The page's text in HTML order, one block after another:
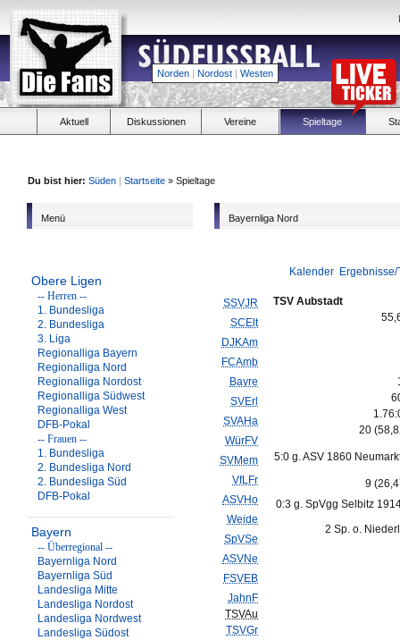
Norden | Nordost | Westen
Aktuell Diskussionen Vereine Spieltage
Du bist hier: Süden | Startseite » Spieltage
Menü
Obere Ligen
-- Herren --
1. Bundesliga
2. Bundesliga
3. Liga
Regionalliga Bayern
Regionalliga Nord
Regionalliga Nordost
Regionalliga Südwest
Regionalliga West
DFB-Pokal
-- Frauen --
1. Bundesliga
2. Bundesliga Nord
2. Bundesliga Süd
DFB-Pokal
Bayern
-- Überregional --
Bayernliga Nord
Bayernliga Süd
Landesliga Mitte
Landesliga Nordost
Landesliga Nordwest
Landesliga Südost
Bayernliga Nord
Kalender
SSVJR
SCElt
DJKAm
FCAmb
Bayre
SVErl
SVAHa
WürFV
SVMem
VfLFr
ASVHo
Weide
SpVSe
ASVNe
FSVEB
JahnF
TSVAu
TSVGr
TSV Aubstadt
20
5:0 g. ASV 1860
9
0:3 g. SpVgg Selbitz
2 Sp. o.